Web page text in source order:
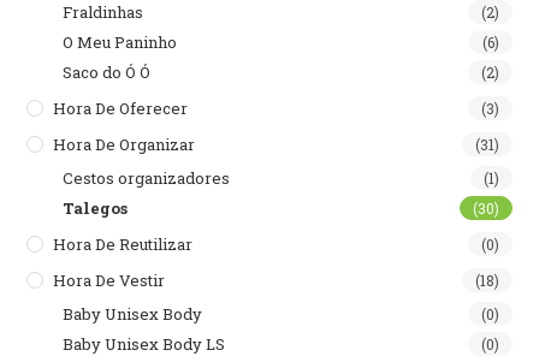
Fraldinhas (2)
O Meu Paninho (6)
Saco do Ó Ó (2)
Hora De Oferecer (3)
Hora De Organizar (31)
Cestos organizadores (1)
Talegos (30)
Hora De Reutilizar (0)
Hora De Vestir (18)
Baby Unisex Body (0)
Baby Unisex Body LS (0)